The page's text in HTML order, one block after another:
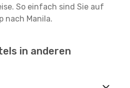
So einfach sind Sie auf
nach Manila.
in anderen